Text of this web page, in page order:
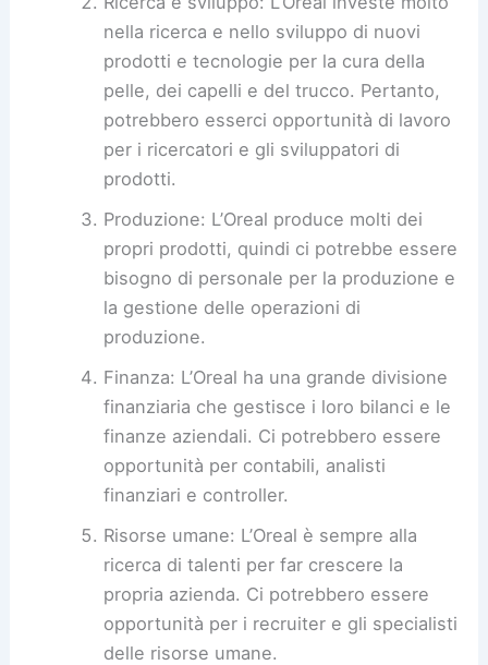
nella ricerca e nello sviluppo di nuovi
prodotti e tecnologie per la cura della
pelle, dei capelli e del trucco. Pertanto,
potrebbero esserci opportunità di lavoro
per i ricercatori e gli sviluppatori di
prodotti.
Produzione: L’Oreal produce molti dei
propri prodotti, quindi ci potrebbe essere
bisogno di personale per la produzione e
la gestione delle operazioni di
produzione.
Finanza: L’Oreal ha una grande divisione
finanziaria che gestisce i loro bilanci e le
finanze aziendali. Ci potrebbero essere
opportunità per contabili, analisti
finanziari e controller.
Risorse umane: L’Oreal è sempre alla
ricerca di talenti per far crescere la
propria azienda. Ci potrebbero essere
opportunità per i recruiter e gli specialisti
delle risorse umane.